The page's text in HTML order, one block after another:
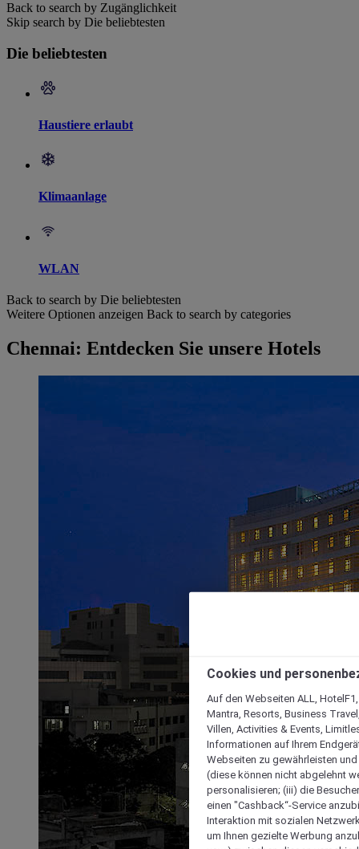
Back to search by Zugänglichkeit
Skip search by Die beliebtesten
Die beliebtesten
Haustiere erlaubt
Klimaanlage
WLAN
Back to search by Die beliebtesten
Weitere Optionen anzeigen Back to search by categories
Chennai: Entdecken Sie unsere Hotels
Cookies und
Auf den Webseiten ALL,
Mantra, Resorts, Business
Villen, Activities & Events,
Informationen auf Ihrem
Webseiten zu gewährleisten
(diese können nicht abgelehnt
personalisieren; (iii) die
einen "Cashback“-Service
Interaktion mit sozialen
um Ihnen gezielte Werbung